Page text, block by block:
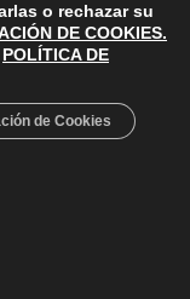
39313 Polanco
-Política de
o rechazar su
DE COOKIES.
POLÍTICA DE
de Cookies